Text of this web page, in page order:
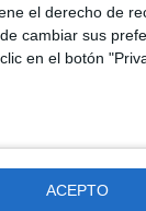
el derecho de
cambiar sus
en el botón
ACEPTO